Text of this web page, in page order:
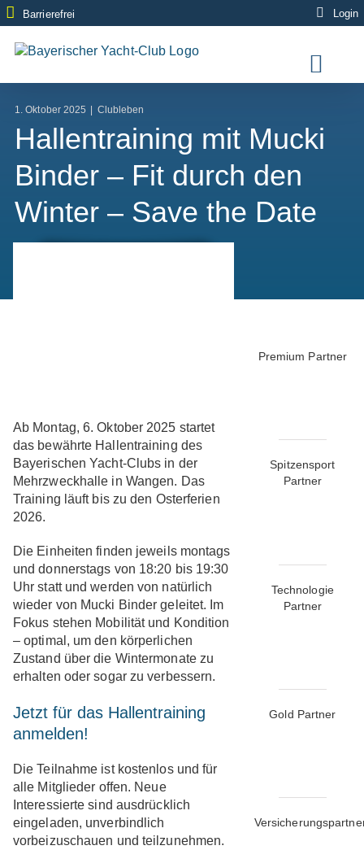
Zum
Inhalt
springen
Barrierefrei Login
1. Oktober 2025 Clubleben
Hallentraining mit Mucki
Binder – Fit durch den
Winter – Save the Date
Ab Montag, 6. Oktober 2025 startet
das bewährte Hallentraining des
Bayerischen Yacht-Clubs in der
Mehrzweckhalle in Wangen. Das
Training läuft bis zu den Osterferien
2026.
Die Einheiten finden jeweils montags
und donnerstags von 18:20 bis 19:30
Uhr statt und werden von natürlich
wieder von Mucki Binder geleitet. Im
Fokus stehen Mobilität und Kondition
– optimal, um den körperlichen
Zustand über die Wintermonate zu
erhalten oder sogar zu verbessern.
Jetzt für das Hallentraining
anmelden!
Die Teilnahme ist kostenlosund für
alle Mitglieder offen. Neue
Interessierte sind ausdrücklich
eingeladen, unverbindlich
vorbeizuschauen und teilzunehmen.
Premium Partner
Spitzensport
Partner
Technologie
Partner
Gold Partner